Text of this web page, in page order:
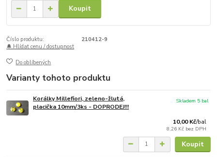
Koupit
Číslo produktu:
210412-9
🔔 Hlídat cenu / dostupnost
Do oblíbených
Varianty tohoto produktu
Korálky Millefiori, zeleno-žlutá,
placička 10mm/3ks - DOPRODEJ!!!
10,00 Kč/bal
8,26 Kč bez DPH
Skladem 5 bal
Koupit